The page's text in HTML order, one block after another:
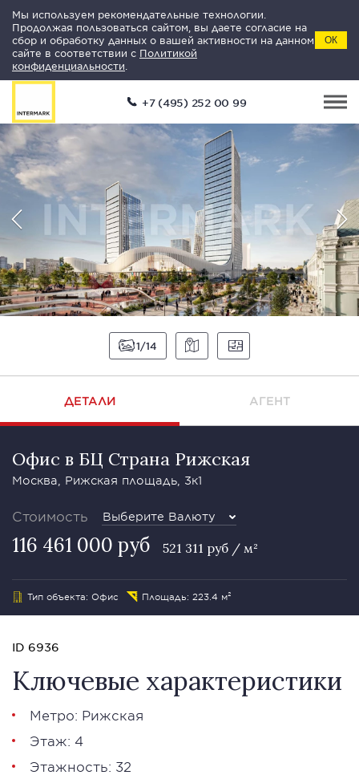
Мы используем рекомендательные технологии.
Продолжая пользоваться сайтом, вы даете согласие на
сбор и обработку данных о вашей активности на данном
сайте в соответствии с Политикой
конфиденциальности
ОК
+7 (495) 252 00 99
1 14
ДЕТАЛИ АГЕНТ
Офис в БЦ Страна Рижская
Москва, Рижская площадь, 3к1
Стоимость Выберите Валюту
116 461 000 руб 521 311 руб / м²
Тип объекта: Офис Площадь: 223.4 м²
ID 6936
Ключевые характеристики
Метро: Рижская
Этаж: 4
Этажность: 32